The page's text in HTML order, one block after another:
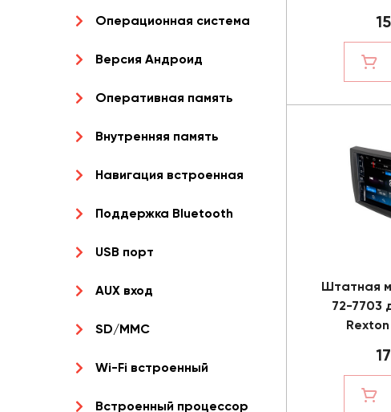
Операционная система
Версия Андроид
Оперативная память
Внутренняя память
Навигация встроенная
Поддержка Bluetooth
USB порт
AUX вход
SD/MMC
Wi-Fi встроенный
Встроенный процессор
Штатная
72-7703